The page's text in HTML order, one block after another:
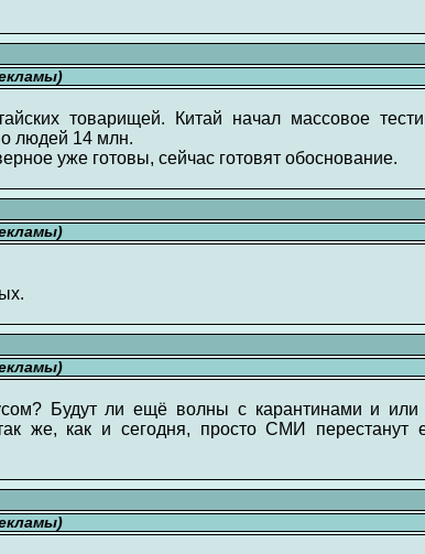
товарищей. Китай начал массовое
людей 14 млн.
уже готовы, сейчас готовят обоснование.
Будут ли ещё волны с карантинами и или
же, как и сегодня, просто СМИ перестанут